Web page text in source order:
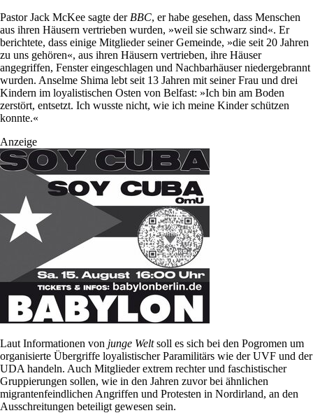
Pastor Jack McKee sagte der BBC, er habe gesehen, dass Menschen
aus ihren Häusern vertrieben wurden, »weil sie schwarz sind«. Er
berichtete, dass einige Mitglieder seiner Gemeinde, »die seit 20 Jahren
zu uns gehören«, aus ihren Häusern vertrieben, ihre Häuser
angegriffen, Fenster eingeschlagen und Nachbarhäuser niedergebrannt
wurden. Anselme Shima lebt seit 13 Jahren mit seiner Frau und drei
Kindern im loyalistischen Osten von Belfast: »Ich bin am Boden
zerstört, entsetzt. Ich wusste nicht, wie ich meine Kinder schützen
konnte.«
Anzeige
Laut Informationen von junge Weltsoll es sich bei den Pogromen um
organisierte Übergriffe loyalistischer Paramilitärs wie der UVF und der
UDA handeln. Auch Mitglieder extrem rechter und faschistischer
Gruppierungen sollen, wie in den Jahren zuvor bei ähnlichen
migrantenfeindlichen Angriffen und Protesten in Nordirland, an den
Ausschreitungen beteiligt gewesen sein.